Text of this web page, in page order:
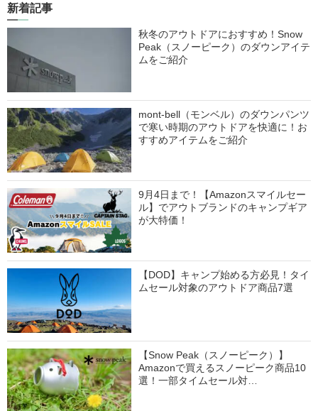
新着記事
秋冬のアウトドアにおすすめ！Snow
Peak（スノーピーク）のダウンアイテ
ムをご紹介
mont-bell（モンベル）のダウンパンツ
で寒い時期のアウトドアを快適に！お
すすめアイテムをご紹介
9月4日まで！【Amazonスマイルセー
ル】でアウトブランドのキャンプギア
が大特価！
【DOD】キャンプ始める方必見！タイ
ムセール対象のアウトドア商品7選
【Snow Peak（スノーピーク）】
Amazonで買えるスノーピーク商品10
選！一部タイムセール対…